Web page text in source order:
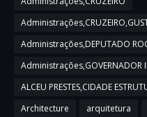
Administrações,DEPUTADO
Administrações,GOVERNADOR
ALCEU PRESTES,CIDADE
Architecture
arquitetura